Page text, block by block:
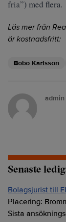
fria”) med flera.
Läs mer från
är kostnadsfritt:
Bobo Karlsson
admin
Senaste
Bolagsjurist till
Placering:
Sista